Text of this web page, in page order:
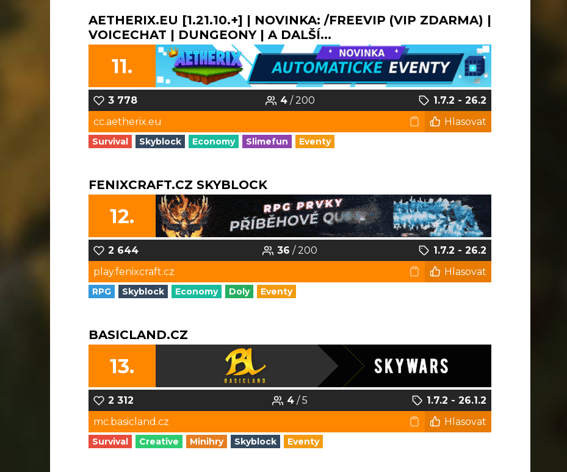
AETHERIX.EU [1.21.10.+] | NOVINKA: /FREEVIP (VIP ZDARMA) |
VOICECHAT | DUNGEONY | A DALŠÍ...
11.
3 778 4/ 200
1.7.2 - 26.2
cc.aetherix.eu
Hlasovat
Survival Skyblock Economy Slimefun Eventy
FENIXCRAFT.CZ SKYBLOCK
12.
2 644 36 / 200
1.7.2 - 26.2
play.fenixcraft.cz
Hlasovat
RPG Skyblock Economy Doly Eventy
BASICLAND.CZ
13.
2 312 4 / 5
1.7.2 - 26.1.2
mc.basicland.cz
Hlasovat
Survival Creative Minihry Skyblock Eventy